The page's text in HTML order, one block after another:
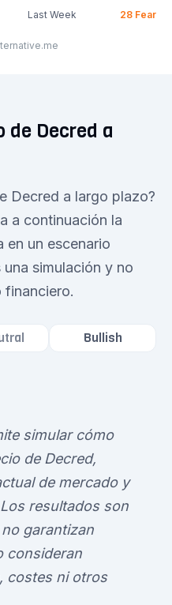
Last Week 28 Fear
de Decred a
Decred a largo plazo?
a continuación la
en un escenario
simulación y no
financiero.
Bullish
simular cómo
de Decred,
de mercado y
resultados son
garantizan
consideran
costes ni otros